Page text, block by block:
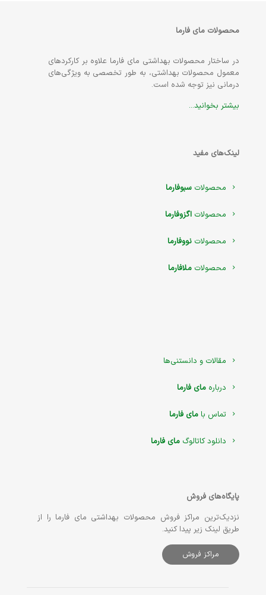
محصولات مای فارما
در ساختار محصولات بهداشتی مای فارما علاوه بر کارکردهای
معمول محصولات بهداشتی، به طور تخصصی به ویژگی‌های
درمانی نیز توجه شده است.
بیشتر بخوانید...
لینک‌های مفید
محصولاتسبوفارما
محصولات اگزوفارما
محصولات نووفارما
محصولات ملافارما
مقالات و دانستنی‌ها
درباره مای فارما
تماس با مای فارما
دانلود کاتالوگ مای فارما
پایگاه‌های فروش
نزدیک‌ترین مراکز فروش محصولات بهداشتی مای فارما را از
طریق لینک زیر پیدا کنید.
مراکز فروش